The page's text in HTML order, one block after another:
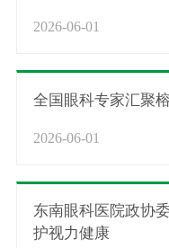
2026-06-01
全国眼科专家汇聚
2026-06-01
东南眼科医院政协
护视力健康